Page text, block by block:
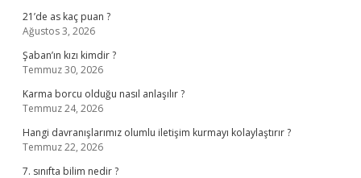
21’de as kaç puan ?
Ağustos 3, 2026
Şaban’ın kızı kimdir ?
Temmuz 30, 2026
Karma borcu olduğu nasıl anlaşılır ?
Temmuz 24, 2026
Hangi davranışlarımız olumlu iletişim kurmayı kolaylaştırır ?
Temmuz 22, 2026
7. sınıfta bilim nedir ?